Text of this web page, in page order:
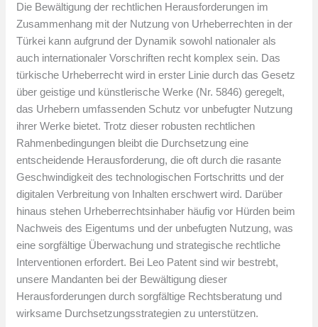
Die Bewältigung der rechtlichen Herausforderungen im
Zusammenhang mit der Nutzung von Urheberrechten in der
Türkei kann aufgrund der Dynamik sowohl nationaler als
auch internationaler Vorschriften recht komplex sein. Das
türkische Urheberrecht wird in erster Linie durch das Gesetz
über geistige und künstlerische Werke (Nr. 5846) geregelt,
das Urhebern umfassenden Schutz vor unbefugter Nutzung
ihrer Werke bietet. Trotz dieser robusten rechtlichen
Rahmenbedingungen bleibt die Durchsetzung eine
entscheidende Herausforderung, die oft durch die rasante
Geschwindigkeit des technologischen Fortschritts und der
digitalen Verbreitung von Inhalten erschwert wird. Darüber
hinaus stehen Urheberrechtsinhaber häufig vor Hürden beim
Nachweis des Eigentums und der unbefugten Nutzung, was
eine sorgfältige Überwachung und strategische rechtliche
Interventionen erfordert. Bei Leo Patent sind wir bestrebt,
unsere Mandanten bei der Bewältigung dieser
Herausforderungen durch sorgfältige Rechtsberatung und
wirksame Durchsetzungsstrategien zu unterstützen.